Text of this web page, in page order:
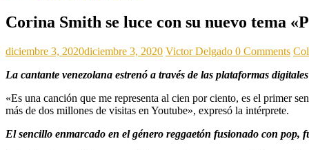
Corina Smith se luce con su nuevo tema
diciembre 3, 2020diciembre 3, 2020 Victor Delgado 0 Comments
La cantante venezolana estrenó a través de las plataformas
«Es una canción que me representa al cien por ciento, es el primer
más de dos millones de visitas en Youtube», expresó la intérprete.
El sencillo enmarcado en el género reggaetón fusionado con